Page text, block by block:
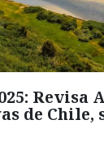
Revisa
de Chile,